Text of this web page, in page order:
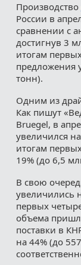
Производство
России в
сравнении с
достигнув 3
итогам
предложения
тонн).
Одним из
Как пишут
Bruegel, в
увеличился
итогам
19% (до 6,5
В свою
увеличились
первых
объема
поставки в
на 44% (до